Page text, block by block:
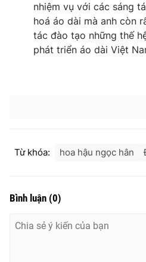
nhiệm vụ với các sáng
hoá áo dài mà anh còn
tác đào tạo những thế
phát triển áo dài Việt
Từ khóa: hoa hậu ngọc hân
Bình luận (0)